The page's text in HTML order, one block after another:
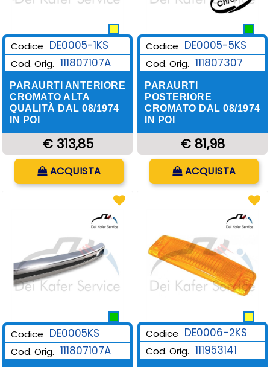
Codice DE0005-1KS
Cod. Orig. 111807107A
PARAURTI ANTERIORE
CROMATO ALTA
QUALITÀ DAL 08/1974
IN POI
€ 313,85
Quantità
ACQUISTA
Codice DE0005-5KS
Cod. Orig. 111807307
PARAURTI
POSTERIORE
CROMATO DAL 08/1974
IN POI
€ 81,98
Quantità
ACQUISTA
Codice DE0005KS
Cod. Orig. 111807107A
Codice DE0006-2KS
Cod. Orig. 111953141